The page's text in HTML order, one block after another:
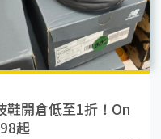
鞋開倉低至1折！On
起